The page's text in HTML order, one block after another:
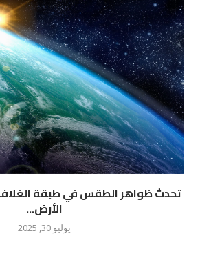
تحدث ظواهر الطقس في طبقة
الأرض...
يوليو 30, 2025